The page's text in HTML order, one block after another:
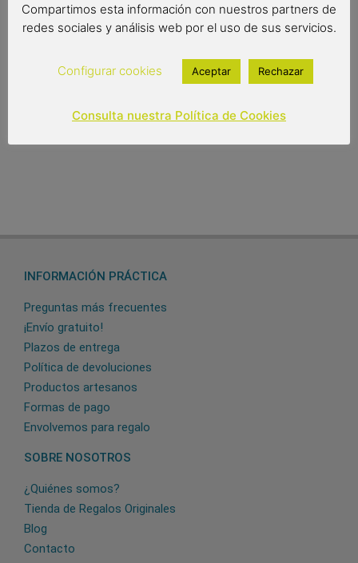
Radio: 46 cms
INFORMACIÓN PRÁCTICA
Preguntas más frecuentes
¡Envío gratuito!
Plazos de entrega
Política de devoluciones
Productos artesanos
Formas de pago
Envolvemos para regalo
SOBRE NOSOTROS
¿Quiénes somos?
Tienda de Regalos Originales
Blog
Contacto
Compartimos esta información con nuestros partners de
redes sociales y análisis web por el uso de sus servicios.
Configurar cookies Aceptar Rechazar
Consulta nuestra Política de Cookies